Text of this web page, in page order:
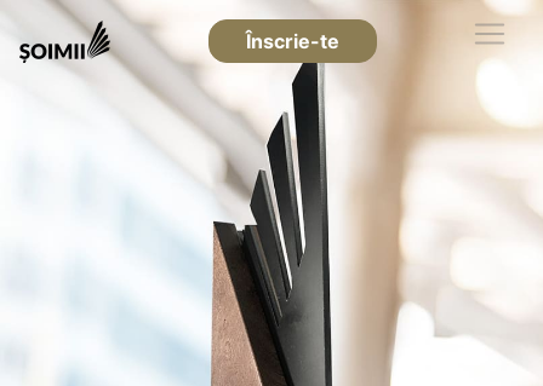
Înscrie-te